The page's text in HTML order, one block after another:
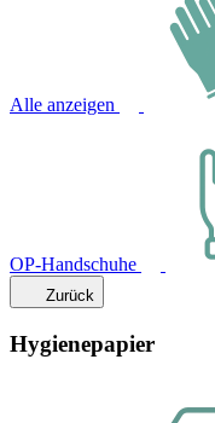
Alle anzeigen
OP-Handschuhe
Zurück
Hygienepapier